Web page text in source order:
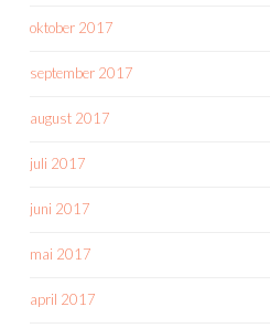
oktober 2017
september 2017
august 2017
juli 2017
juni 2017
mai 2017
april 2017